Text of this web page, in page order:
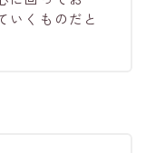
いくものだと